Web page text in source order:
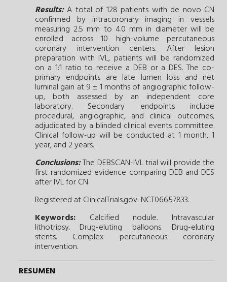
Results:A total of 128 patients with de novo CN
confirmed by intracoronary imaging in vessels
measuring 2.5 mm to 4.0 mm in diameter will be
enrolled across 10 high-volume percutaneous
coronary intervention centers. After lesion
preparation with IVL, patients will be randomized
on a 1:1 ratio to receive a DEB or a DES. The co-
primary endpoints are late lumen loss and net
luminal gain at 9 ± 1 months of angiographic follow-
up, both assessed by an independent core
laboratory. Secondary endpoints include
procedural, angiographic, and clinical outcomes,
adjudicated by a blinded clinical events committee.
Clinical follow-up will be conducted at 1 month, 1
year, and 2 years.
Conclusions:The DEBSCAN-IVL trial will provide the
first randomized evidence comparing DEB and DES
after IVL for CN.
Registered at ClinicalTrials.gov: NCT06657833.
Keywords:
Calcified nodule. Intravascular
lithotripsy. Drug-eluting balloons. Drug-eluting
stents. Complex percutaneous coronary
intervention.
RESUMEN